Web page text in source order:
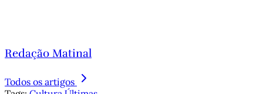
Redação Matinal
Todos os artigos